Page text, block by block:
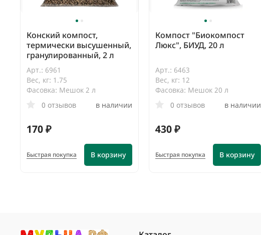
Конский компост,
термически высушенный,
гранулированный, 2 л
Арт.: 6961
Вес, кг: 1.75
Фасовка: Мешок 2 л
0 отзывов
в наличии
170 ₽
В корзину
Быстрая покупка
Компост "Биокомпост
Люкс", БИУД, 20 л
Арт.: 6463
Вес, кг: 12
Фасовка: Мешок 20 л
0 отзывов
в наличии
430 ₽
В корзину
Быстрая покупка